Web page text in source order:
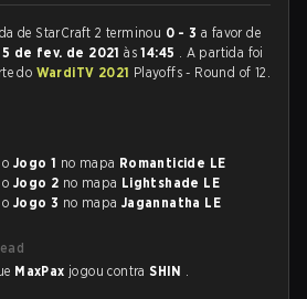
de StarCraft 2 terminou 0 - 3 a favor de
5 de fev. de 2021às14:45
. A partida foi
do WardiTV 2021 Playoffs - Round of 12.
Jogo 1 no mapa Romanticide LE
Jogo 2 no mapa Lightshade LE
Jogo 3 no mapa Jagannatha LE
MaxPax jogou contraSHIN